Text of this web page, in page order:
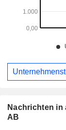
Nachrichten
AB